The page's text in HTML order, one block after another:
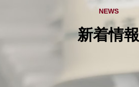
NEWS
新着情報